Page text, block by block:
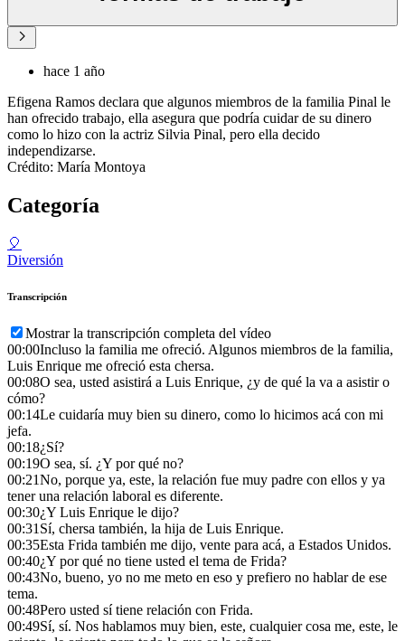
hace 1 año
Efigena Ramos declara que algunos miembros de la familia Pinal le
han ofrecido trabajo, ella asegura que podría cuidar de su dinero
como lo hizo con la actriz Silvia Pinal, pero ella decido
independizarse.
Crédito: María Montoya
Categoría
🎈
Diversión
Transcripción
Mostrar la transcripción completa del vídeo
00:00Incluso la familia me ofreció. Algunos miembros de la familia,
Luis Enrique me ofreció esta chersa.
00:08O sea, usted asistirá a Luis Enrique, ¿y de qué la va a asistir o
cómo?
00:14Le cuidaría muy bien su dinero, como lo hicimos acá con mi
jefa.
00:18¿Sí?
00:19O sea, sí. ¿Y por qué no?
00:21No, porque ya, este, la relación fue muy padre con ellos y ya
tener una relación laboral es diferente.
00:30¿Y Luis Enrique le dijo?
00:31Sí, chersa también, la hija de Luis Enrique.
00:35Esta Frida también me dijo, vente para acá, a Estados Unidos.
00:40¿Y por qué no tiene usted el tema de Frida?
00:43No, bueno, yo no me meto en eso y prefiero no hablar de ese
tema.
00:48Pero usted sí tiene relación con Frida.
00:49Sí, sí. Nos hablamos muy bien, este, cualquier cosa me, este, le